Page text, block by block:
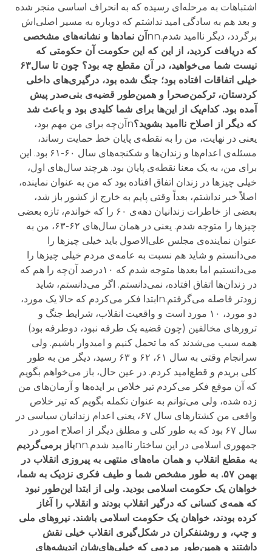
اشتباهات به مرحله‌ای رسیده که به انحراف اساسی منجر شده
و بعد هم به سادگی امید نداشتم که دوباره به مسیر اصلی‌اش
برگردد، دیگر ناامید شدم.nn
آن نمادها و نشانه‌های مشخصی
که دریافت کردید، از این که این حکومت آن حکومتی که
نیست شما می‌خواهید، در آن مقطع چه بود؟ چون تا سال۶۳
خیلی اتفاقات افتاده بود؛ جنگ شده بود، درگیری‌های داخلی
کردستان، ترکمن‌صحرا و همین‌طور قضیه‌ی بنی‌صدر پیش
آمده بود. کدام‌یک از این‌ها برای شما کلیدی بود و باعث شد
که دیگر از اصلاح ناامید بشوید؟
nآن‌چه برای من مهم بود،
یعنی در نهایت، من را به نقطه‌ی پایان خط حمایت رساند،
مسئله‌ی اعدام‌ها و زندان‌ها و شکنجه‌های سال ۶۰-۶۱ بود. این
برای من، به یک معنا نقطه‌ی پایان بود. هرچند سال‌های اول،
خیلی چیزها در زندان اتفاق افتاده بود که من به عنوان نماینده،
اصلاً خبر نداشتم، بعداً وقتی پایم به خارج از کشور باز شد،
بعضی از خاطرات زندانیان دهه‌ی ۶۰ را که خواندم، تازه بعضی
چیزها را متوجه شدم. یعنی در همان سال‌های ۶۲-۶۳، من به
عنوان نماینده‌ی مجلس علی‌الاصول باید خیلی چیزها را
می‌دانستم و شاید هم نسبت به عامه‌ی مردم خیلی چیزها را
می‌دانستیم اما بعدها متوجه شدم که ۱۰درصد آن‌چه را هم که
در زندان‌ها اتفاق افتاده، نمی‌دانستم. اگر می‌دانستم، شاید
زودتر فاصله می‌گرفتم.nابتدا فکر می‌کردم که حالا یک مورد،
دو مورد، ۱۰ مورد است و واقعیت انقلاب، شرایط جنگ و
ترورهای مخالفین (چون قضیه یک طرفه نبود، دوطرفه بود)
همه سبب می‌شدند که ما تحمل کنیم و امیدوار باشیم. ولی
سرانجام وقتی به سال ۶۱، ۶۲ و ۶۳ رسید، دیگر من به طور
کلی بریدم و قطع‌امید کردم. در عین حال، باز می‌خواهم بگویم
که آن موقع فکر می‌کردم تیر خلاص بر ایده‌ها و آرمان‌های من
زده شده، ولی می‌توانم به عنوان تکمله بگویم که تیر خلاص
واقعی من کشتارهای سال ۶۷، یعنی اعدام زندانیان سیاسی در
سال ۶۷ بود که به طور کلی و مطلق دیگر از اصلاح امور در
جمهوری اسلامی در این ساختار ناامید شدم.nn
باز برمی‌گردیم
به مقطع انقلاب و همان ماه‌های منتهی به پیروزی انقلاب در
بهمن ۵۷. به طور مشخص شما و طیف فکری نزدیک به شما،
خواهان یک حکومت اسلامی بودید. ولی از ابتدا این‌طور نبود
که همه‌ی کسانی که درگیر انقلاب بودند و انقلاب را آغاز
کرده بودند، خواهان یک حکومت اسلامی باشند. نیروهای ملی
و چپ، و روشنفکران در شکل‌گیری انقلاب خیلی نقش
داشتند و همین‌طور مردمی که خیلی‌های‌شان اندیشه‌های